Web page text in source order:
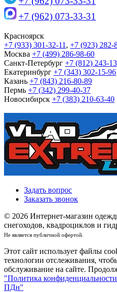
+7 (962) 073-33-31
Красноярск
+7 (933) 301-32-11 , +7 (923) 282-
Москва +7 (499) 286-98-60
Санкт-Петербург +7 (812) 243-
Екатеринбург +7 (343) 302-15-96
Казань +7 (843) 216-80-89
Пермь +7 (342) 299-40-37
Новосибирск +7 (383) 210-63-40
Задать вопрос
Заказать звонок
© 2026 Интернет-магазин
снегоходов, квадроциклов и
Не является публичной офертой.
Этот сайт использует файлы
технологии отслеживания,
обслуживание на сайте.
"Политика
ПДн"